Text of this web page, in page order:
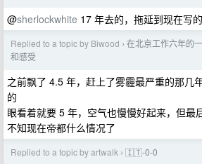
@sherlockwhite 17 年去的，拖延到现在写的
Replied to a topic by Biwood › 在北京工作六年的
和感受
之前飘了 4.5 年，赶上了雾霾最严重的那几
的
眼看着就要 5 年，空气也慢慢好起来，但最
不知现在帝都什么情况了
Replied to a topic by artwalk › 🇮🇹-0-0